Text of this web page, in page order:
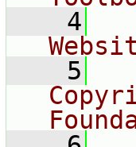
    4
    5